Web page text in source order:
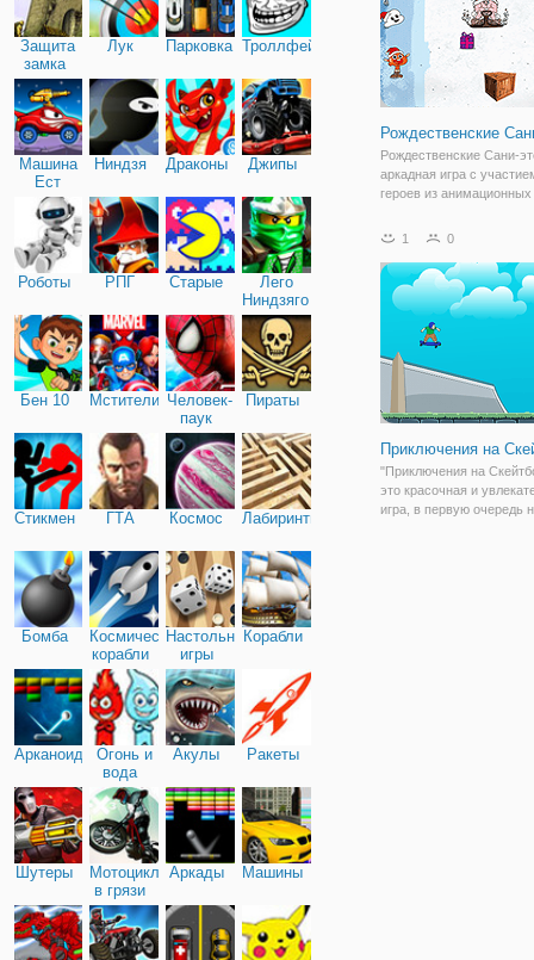
Защита
замка
Лук Парковка Троллфейс
Машина
Ест
Машину
Ниндзя Драконы Джипы
Роботы РПГ Старые
Лего
Ниндзяго
Бен 10 Мстители Человек-
паук
Пираты
Стикмен ГТА Космос Лабиринты
Бомба
Космические
корабли
Настольные
игры
Корабли
Арканоид
Огонь и
вода
Акулы Ракеты
Шутеры
Мотоциклы
в грязи
Аркады Машины
Рождественские
Рождественские Сани-
аркадная игра с
героев из анимационных
том, чтобы скользить
подарки, разбросанные
1 0
Приключения на
"Приключения на
это красочная и
игра, в первую очередь